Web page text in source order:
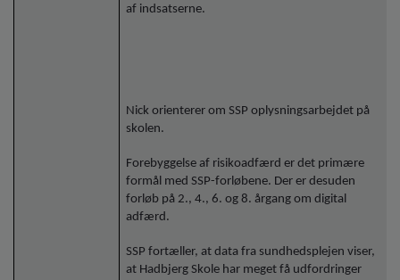
af indsatserne.
Nick orienterer om SSP oplysningsarbejdet på
skolen.
Forebyggelse af risikoadfærd er det primære
formål med SSP-forløbene. Der er desuden
forløb på 2., 4., 6. og 8. årgang om digital
adfærd.
SSP fortæller, at data fra sundhedsplejen viser,
at Hadbjerg Skole har meget få udfordringer